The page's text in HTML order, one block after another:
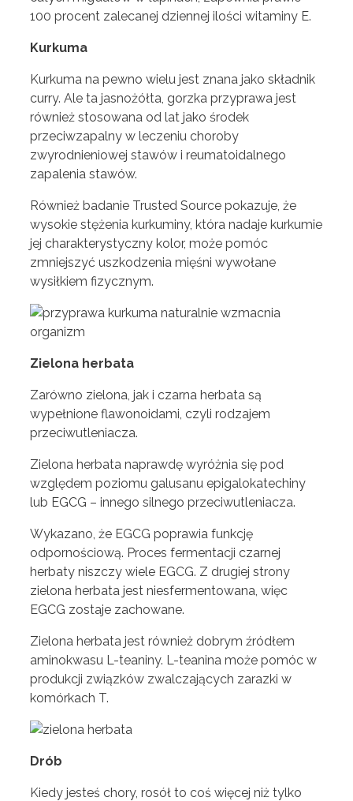
100 procent zalecanej dziennej ilości witaminy E.
Kurkuma
Kurkuma na pewno wielu jest znana jako składnik
curry. Ale ta jasnożółta, gorzka przyprawa jest
również stosowana od lat jako środek
przeciwzapalny w leczeniu choroby
zwyrodnieniowej stawów i reumatoidalnego
zapalenia stawów.
Również badanie Trusted Source pokazuje, że
wysokie stężenia kurkuminy, która nadaje kurkumie
jej charakterystyczny kolor, może pomóc
zmniejszyć uszkodzenia mięśni wywołane
wysiłkiem fizycznym.
Zielona herbata
Zarówno zielona, ​​jak i czarna herbata są
wypełnione flawonoidami, czyli rodzajem
przeciwutleniacza.
Zielona herbata naprawdę wyróżnia się pod
względem poziomu galusanu epigalokatechiny
lub EGCG – innego silnego przeciwutleniacza.
Wykazano, że EGCG poprawia funkcję
odpornościową. Proces fermentacji czarnej
herbaty niszczy wiele EGCG. Z drugiej strony
zielona herbata jest niesfermentowana, więc
EGCG zostaje zachowane.
Zielona herbata jest również dobrym źródłem
aminokwasu L-teaniny. L-teanina może pomóc w
produkcji związków zwalczających zarazki w
komórkach T.
Drób
Kiedy jesteś chory, rosół to coś więcej niż tylko